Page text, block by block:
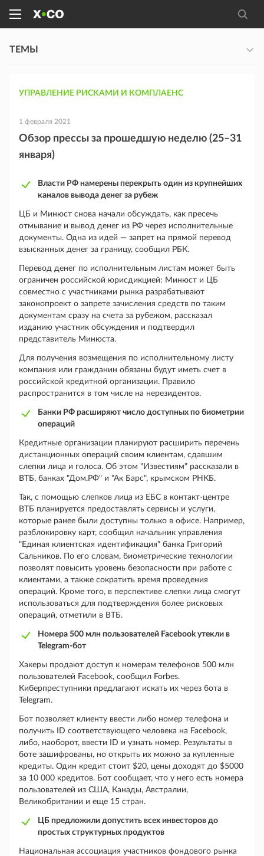
ТЕМЫ
УПРАВЛЕНИЕ РИСКАМИ И КОМПЛАЕНС
1 февраля 2021
Обзор прессы за прошедшую неделю (25–31
января)
Власти РФ намерены перекрыть один из крупнейших
каналов вывода денег за рубеж
ЦБ и Минюст снова начали обсуждать, как пресечь
отмывание и вывод денег из РФ через исполнительные
документы. Одна из идей — запрет на прямой перевод
взысканных денег за границу, сообщил РБК.
Перевод денег по исполнительным листам может быть
ограничен российской юрисдикцией: Минюст и ЦБ
совместно с участниками рынка разрабатывают
законопроект о запрете зачисления средств по таким
документам сразу на счета за рубежом, рассказал
изданию участник обсуждения и подтвердил
представитель Минюста.
Для получения возмещения по исполнительному листу
компания или гражданин обязаны будут иметь счет в
российской кредитной организации. Правило
распространится в том числе на нерезидентов.
Банки РФ расширяют число доступных по биометрии
операций
Кредитные организации планируют расширить перечень
дистанционных операций своим клиентам, сдавшим
слепки лица и голоса. Об этом "Известиям" рассказали в
ВТБ, банках "Дом.РФ" и "Ак Барс", крымском РНКБ.
Так, с помощью слепков лица из ЕБС в контакт-центре
ВТБ планируется предоставлять сервисы и услуги,
которые ранее были доступны только в офисе. Например,
разблокировку карт, сообщил начальник управления
"Единая клиентская идентификация" банка Григорий
Сальников. По его словам, биометрические технологии
позволят повысить уровень безопасности при работе с
клиентами, а также сократить время проведения
операций. Кроме того, в перспективе слепки лица смогут
использоваться для подтверждения более рисковых
операций, отметили в ВТБ.
Номера 500 млн пользователей Facebook утекли в
Telegram-бот
Хакеры продают доступ к номерам телефонов 500 млн
пользователей Facebook, сообщил Forbes.
Киберпреступники предлагают искать их через бота в
Telegram.
Бот позволяет клиенту ввести либо номер телефона и
получить ID соответствующего человека на Facebook,
либо, наоборот, ввести ID и узнать номер. Результаты в
боте зашифрованы, но открыть их можно за купленные
кредиты. Один кредит стоит $20, цены доходят до $5000
за 10 000 кредитов. Бот сообщает, что у него есть номера
пользователей из США, Канады, Австралии,
Великобритании и еще 15 стран.
ЦБ предложили допустить всех инвесторов до
простых структурных продуктов
Национальная ассоциация участников фондового рынка